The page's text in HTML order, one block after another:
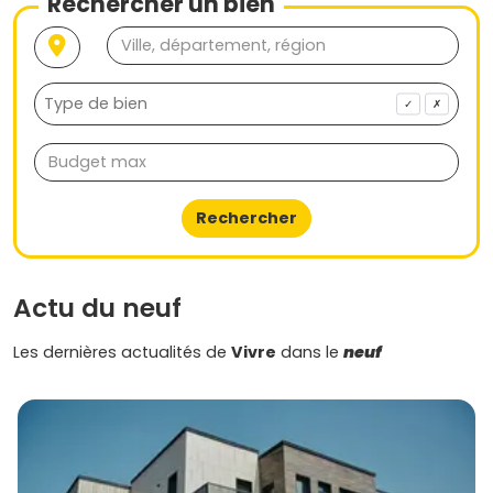
✓ ✗
Rechercher
Actu du neuf
Les dernières actualités de Vivre dans le neuf